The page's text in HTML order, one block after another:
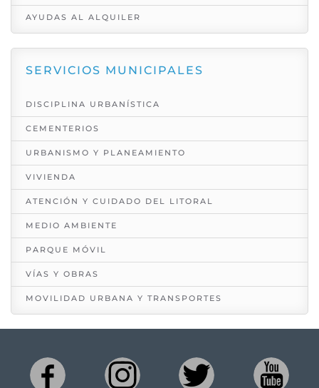
AYUDAS AL ALQUILER
SERVICIOS MUNICIPALES
DISCIPLINA URBANÍSTICA
CEMENTERIOS
URBANISMO Y PLANEAMIENTO
VIVIENDA
ATENCIÓN Y CUIDADO DEL LITORAL
MEDIO AMBIENTE
PARQUE MÓVIL
VÍAS Y OBRAS
MOVILIDAD URBANA Y TRANSPORTES